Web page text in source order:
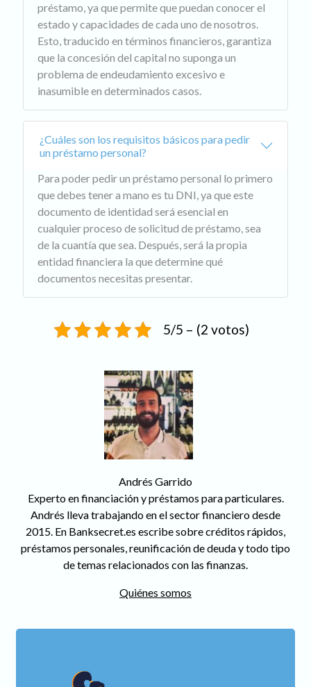
préstamo, ya que permite que puedan conocer el
estado y capacidades de cada uno de nosotros.
Esto, traducido en términos financieros, garantiza
que la concesión del capital no suponga un
problema de endeudamiento excesivo e
inasumible en determinados casos.
¿Cuáles son los requisitos básicos para pedir
un préstamo personal?
Para poder pedir un préstamo personal lo primero
que debes tener a mano es tu DNI, ya que este
documento de identidad será esencial en
cualquier proceso de solicitud de préstamo, sea
de la cuantía que sea. Después, será la propia
entidad financiera la que determine qué
documentos necesitas presentar.
5/5 – (2 votos)
Andrés Garrido
Experto en financiación y préstamos para particulares.
Andrés lleva trabajando en el sector financiero desde
2015. En Banksecret.es escribe sobre créditos rápidos,
préstamos personales, reunificación de deuda y todo tipo
de temas relacionados con las finanzas.
Quiénes somos